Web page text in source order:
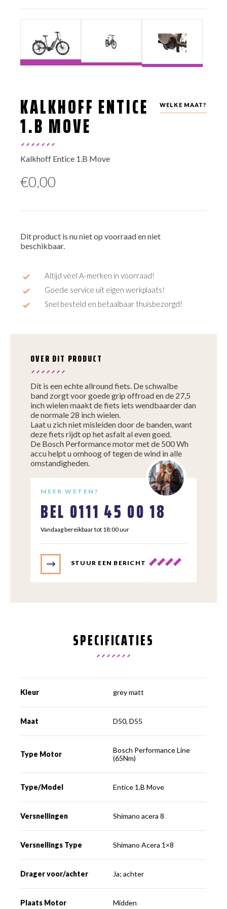
WELKE MAAT?
KALKHOFF ENTICE
1.B MOVE
Kalkhoff Entice 1.B Move
€0,00
Dit product is nu niet op voorraad en niet
beschikbaar.
Altijd veel A-merken in voorraad!
Goede service uit eigen werkplaats!
Snel besteld en betaalbaar thuisbezorgd!
OVER DIT PRODUCT
Dit is een echte allround fiets. De schwalbe
band zorgt voor goede grip offroad en de 27,5
inch wielen maakt de fiets iets wendbaarder dan
de normale 28 inch wielen.
Laat u zich niet misleiden door de banden, want
deze fiets rijdt op het asfalt al even goed.
De Bosch Performance motor met de 500 Wh
accu helpt u omhoog of tegen de wind in alle
omstandigheden.
MEER WETEN?
BEL 0111 45 00 18
Vandaag bereikbaar tot 18:00 uur
STUUR EEN BERICHT
SPECIFICATIES
Kleur grey matt
Maat D50, D55
Type Motor
Bosch Performance Line
(65Nm)
Type/Model Entice 1.B Move
Versnellingen Shimano acera 8
Versnellings Type Shimano Acera 1×8
Drager voor/achter Ja; achter
Plaats Motor Midden